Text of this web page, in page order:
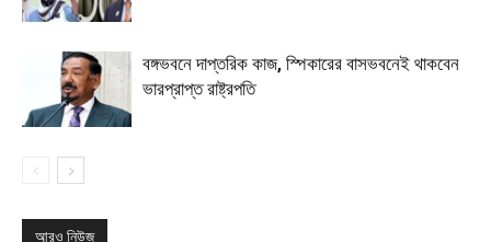
বঙ্গভবনে দাপ্তরিক কাজ, স্পিকারের বাসভবনেই থাকবেন
ভারপ্রাপ্ত রাষ্ট্রপতি
আরও নিউজ